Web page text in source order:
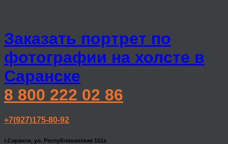
Заказать портрет по
фотографии на холсте в
Саранске
8 800 222 02 86
+7(927)175-80-92
г.Саранск, ул. Республиканская 151а